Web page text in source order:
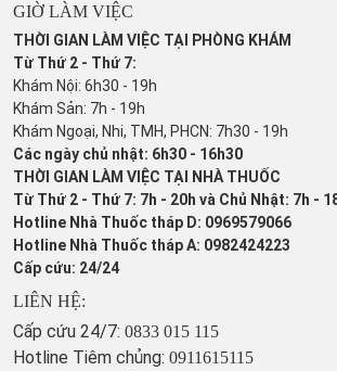
GIỜ LÀM VIỆC
THỜI GIAN LÀM VIỆC TẠI PHÒNG KHÁM
Từ Thứ 2 - Thứ 7:
Khám Nội: 6h30 - 19h
Khám Sản: 7h - 19h
Khám Ngoại, Nhi, TMH, PHCN: 7h30 - 19h
Các ngày chủ nhật: 6h30 - 16h30
THỜI GIAN LÀM VIỆC TẠI NHÀ THUỐC
Từ Thứ 2 - Thứ 7: 7h - 20h và Chủ Nhật: 7h -
Hotline Nhà Thuốc tháp D: 0969579066
Hotline Nhà Thuốc tháp A: 0982424223
Cấp cứu: 24/24
LIÊN HỆ:
Cấp cứu 24/7: 0833 015 115
Hotline Tiêm chủng: 0911615115